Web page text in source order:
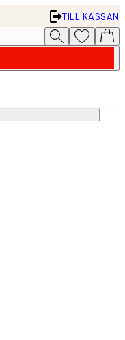
TILL KASSAN